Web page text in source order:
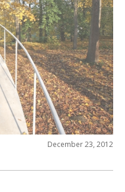
December 23, 2012